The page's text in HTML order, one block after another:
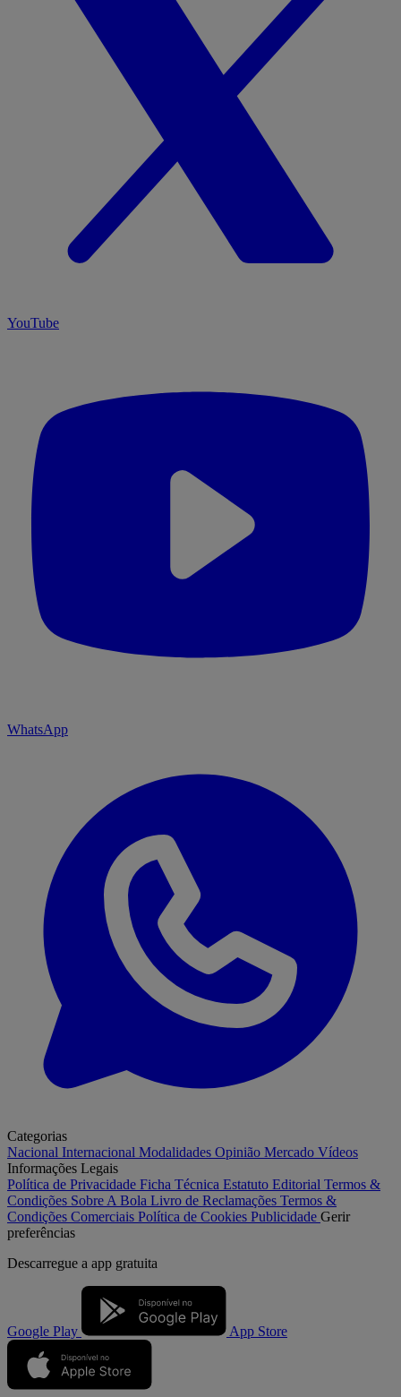
YouTube
WhatsApp
Categorias
Nacional Internacional Modalidades Opinião Mercado Vídeos
Informações Legais
Política de Privacidade Ficha Técnica Estatuto Editorial Termos &
Condições Sobre A Bola Livro de Reclamações Termos &
Condições Comerciais Política de Cookies Publicidade Gerir
preferências
Descarregue a app gratuita
Google Play App Store